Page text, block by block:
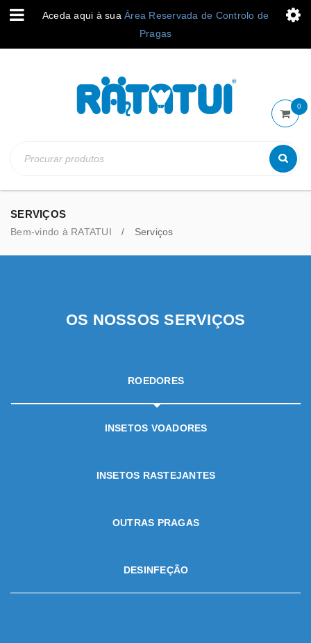
Aceda aqui à sua Área Reservada de Controlo de
Pragas
0
SERVIÇOS
Bem-vindo à RATATUI / Serviços
OS NOSSOS SERVIÇOS
ROEDORES
INSETOS VOADORES
INSETOS RASTEJANTES
OUTRAS PRAGAS
DESINFEÇÃO